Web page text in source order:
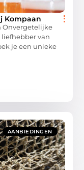
Kompaan
Onvergetelijke
van
je een unieke
AANBIEDINGEN